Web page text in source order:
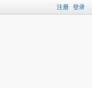
注册 登录